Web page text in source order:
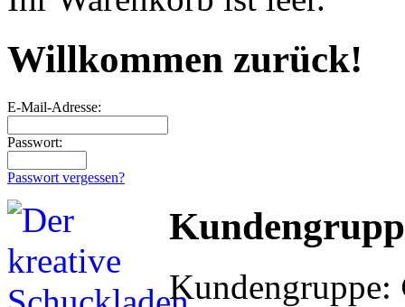
Willkommen zurück!
E-Mail-Adresse:
Passwort:
Passwort vergessen?
Kundengruppe: